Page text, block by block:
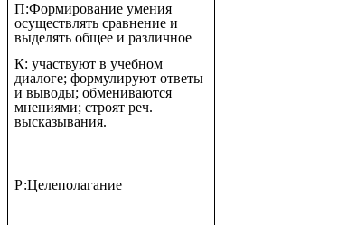
П:Формирование умения
осуществлять сравнение и
выделять общее и различное
К: участвуют в учебном
диалоге; формулируют ответы
и выводы; обмениваются
мнениями; строят реч.
высказывания.
Р:Целеполагание